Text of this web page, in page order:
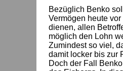
Bezüglich Benko
Vermögen heute
dienen, allen
möglich den Lohn
Zumindest so viel,
damit locker bis zur
Doch der Fall